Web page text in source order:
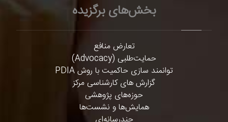
بخش‌های برگزیده
تعارض منافع
حمایت‌طلبی (Advocacy)
توانمند سازی حاکمیت با روش PDIA
گزارش های کارشناسی مرکز
حوزه‌های پژوهشی
همایش‌ها و نشست‌ها